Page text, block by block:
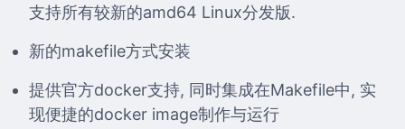
支持所有较新的amd64 Linux分发版.
新的makefile方式安装
提供官方docker支持, 同时集成在Makefile中, 实
现便捷的docker image制作与运行